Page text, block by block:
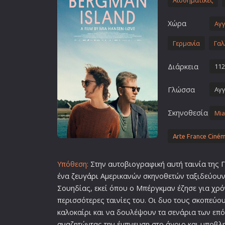
Επιστημονικής Φαντασίας
Ερωτικές
Θρησκευτικές
Ιστορικές
Καταστροφής
Κλασσικές
Χώρα
Γερμανία
Διάρκεια
Γλώσσα
Σκηνοθεσία
Arte France
Υπόθεση: Στην αυτοβιογραφική αυτήταινίατης
ένα ζευγάρι Αμερικανών σκηνοθετών
Σουηδίας, εκεί όπου ο Μπέργκμαν έζησε για
περισσότερες ταινίες του. Οι δυο τους
καλοκαίρι και να δουλέψουν τα σενάρια των